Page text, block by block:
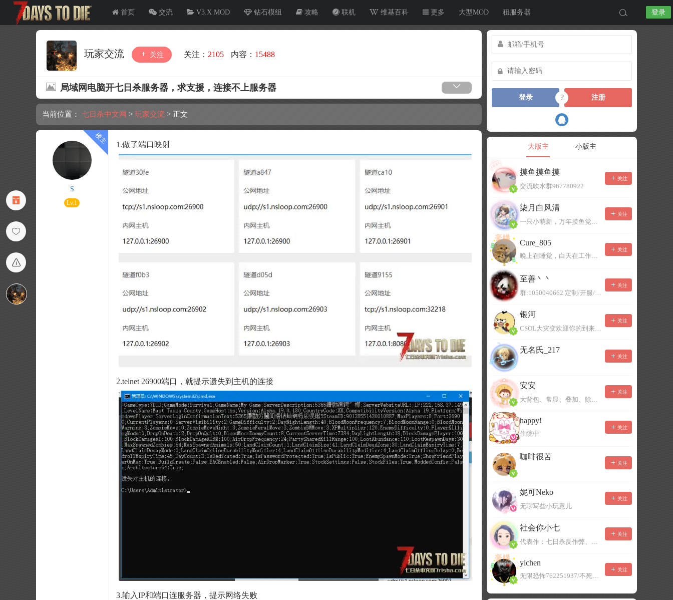
首页 交流 V3.X MOD 钻石模组 攻略 联机 维基百科 更多 大型MOD 租服务器 登录
玩家交流 关注 关注： 2105 内容： 15488
局域网电脑开七日杀服务器，求支援，连接不上服务器
当前位置： 七日杀中文网 > 玩家交流 > 正文
S
Lv.1
1.做了端口映射
2.telnet 26900端口，就提示遗失到主机的连接
3.输入IP和端口连服务器，提示网络失败
登录 ? 注册
大版主 小版主
摸鱼摸鱼摸
交流吹水群967780922
关注
柒月白风清
一只小萌新，万年摸鱼党！已经脱坑了。。。
关注
Cure_805
晚上在睡觉，白天在工作，不一定能及时回复，有事可以留言！
关注
至善丶丶
群:1050040662 定制/开服/地图制作/价格公道
关注
银河
CSOL大灾变欢迎你的到来。QQ群：967780922
关注
无名氏_217
关注
安安
大背包、常显、叠加、除草树，唯一作者QQ383125283
关注
happy!
住院中
关注
咖啡很苦
关注
妮可Neko
无聊写些小玩意儿
关注
社会你小七
代表作：七日杀反作弊、七日杀云黑、七日杀BOT、七日杀云商城
关注
yichen
无限恐怖762251937/不死者末日1080207504
关注